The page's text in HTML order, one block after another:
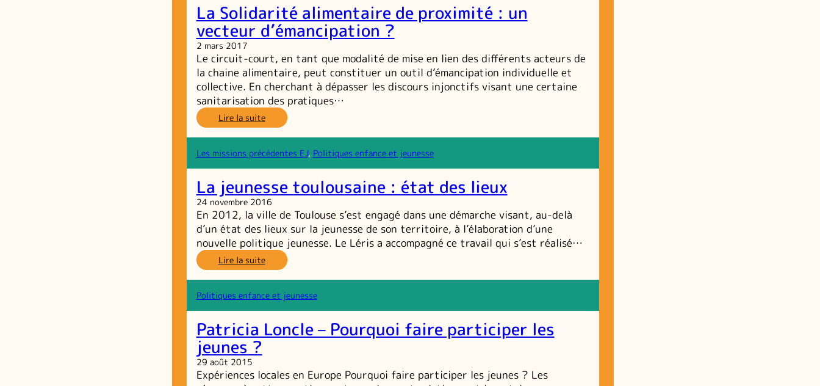
voyage
La Solidarité alimentaire de proximité : un
vecteur d’émancipation ?
2 mars 2017
Le circuit-court, en tant que modalité de mise en lien des différents acteurs de
la chaine alimentaire, peut constituer un outil d’émancipation individuelle et
collective. En cherchant à dépasser les discours injonctifs visant une certaine
sanitarisation des pratiques…
Lire la suite:
La
Solidarité
alimentaire
un
vecteur
d’émancipation ?
Les missions précédentes EJ, Politiques enfance et jeunesse
La jeunesse toulousaine : état des lieux
24 novembre 2016
En 2012, la ville de Toulouse s’est engagé dans une démarche visant, au-delà
d’un état des lieux sur la jeunesse de son territoire, à l’élaboration d’une
nouvelle politique jeunesse. Le Léris a accompagné ce travail qui s’est réalisé…
Lire la suite:
La
jeunesse
toulousaine :
lieux
Politiques enfance et jeunesse
Patricia Loncle – Pourquoi faire participer les
jeunes ?
29 août 2015
Expériences locales en Europe Pourquoi faire participer les jeunes ? Les